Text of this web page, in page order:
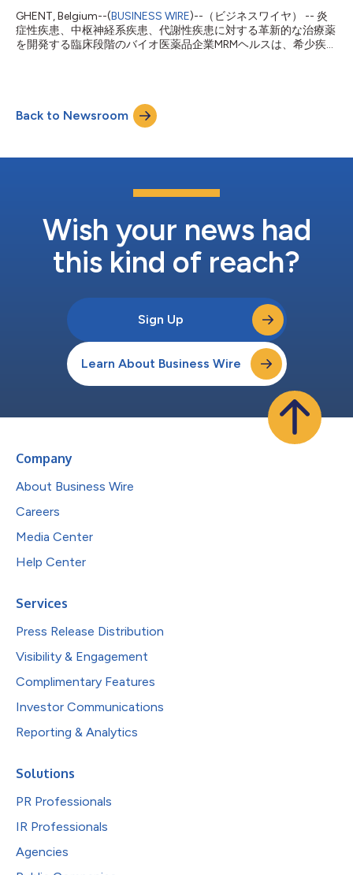
で事前に観察された有望な有効性シグナルと良好な安全性プロフ
ァイルを確認することを目的とする無作為化二重盲検プラセボ対
照試験です。合理的に設計された、生きた微生物コンソーシアム
であるMH002は、特徴がはっきりした6つの共生菌株の相乗効果
GHENT, Belgium--(BUSINESS WIRE)--（ビジネスワイヤ） -- 炎
症性疾患、中枢神経系疾患、代謝性疾患に対する革新的な治療薬
を開発する臨床段階のバイオ医薬品企業MRMヘルスは、希少疾病
の急性回腸嚢炎（PC）患者を対象に実施された、多施設非盲検
臨床試験です。本試験の目標は、8週間にわたるMH002の安全性
（主要目的）、初期有効性、機序効果の評価です。本試験の詳細
は、MH002を1日400mgの固定用量で8週間投与した結果、優
れた治験薬投与下の有害事象（TEAE）の大半は軽度で治験薬と
の関連性がなく、MH002に関連する有害反応のエビデンスはあ
46％（2023年にTravi...
Back to Newsroom
Wish your news had
this kind of reach?
Sign Up
Learn About Business Wire
Company
About Business Wire
Careers
Media Center
Help Center
Services
Press Release Distribution
Visibility & Engagement
Complimentary Features
Investor Communications
Reporting & Analytics
Solutions
PR Professionals
IR Professionals
Agencies